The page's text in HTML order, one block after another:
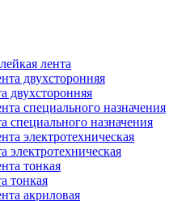
лента
двухсторонняя
специального назначения
электротехническая
тонкая